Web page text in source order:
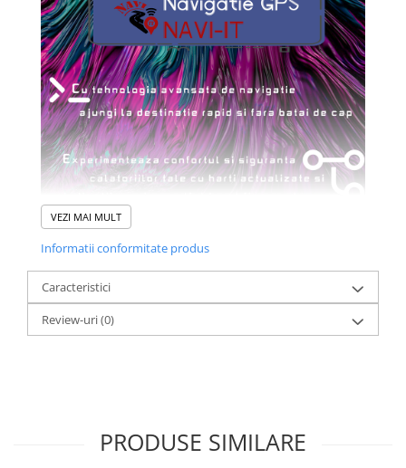
VEZI MAI MULT
Informatii conformitate produs
Caracteristici
Review-uri(0)
PRODUSE SIMILARE